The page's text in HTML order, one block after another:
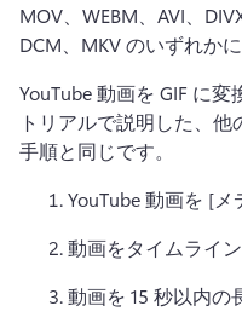
MOV、WEBM、AVI、
DCM、MKV のいずれか
YouTube 動画を GIF に
トリアルで説明した、
手順と同じです。
YouTube 動画を [
動画をタイムライ
動画を 15 秒以内の